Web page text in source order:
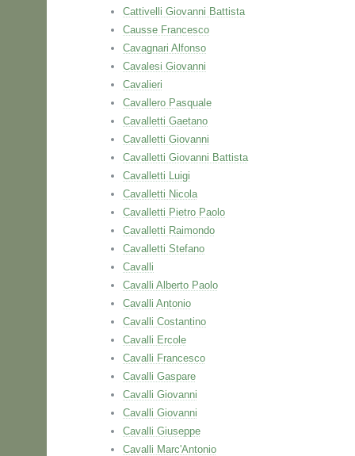
Cattivelli Giovanni Battista
Causse Francesco
Cavagnari Alfonso
Cavalesi Giovanni
Cavalieri
Cavallero Pasquale
Cavalletti Gaetano
Cavalletti Giovanni
Cavalletti Giovanni Battista
Cavalletti Luigi
Cavalletti Nicola
Cavalletti Pietro Paolo
Cavalletti Raimondo
Cavalletti Stefano
Cavalli
Cavalli Alberto Paolo
Cavalli Antonio
Cavalli Costantino
Cavalli Ercole
Cavalli Francesco
Cavalli Gaspare
Cavalli Giovanni
Cavalli Giovanni
Cavalli Giuseppe
Cavalli Marc'Antonio